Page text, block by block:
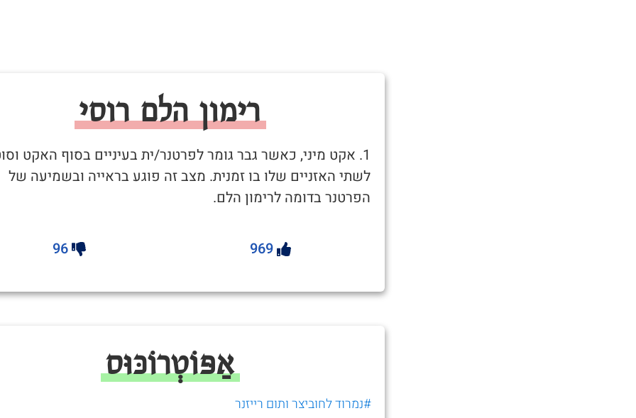
רימון הלם רוסי
1. אקט מיני, כאשר גבר גומר לפרטנר/ית בעיניים בסוף האקט
לשתי האזניים שלו בו זמנית. מצב זה פוגע בראייה ובשמיעה של
הפרטנר בדומה לרימון הלם.
969
96
אַפּוֹטְרוֹכּוּס
#נמרוד לחוביצר ותום רייזנר